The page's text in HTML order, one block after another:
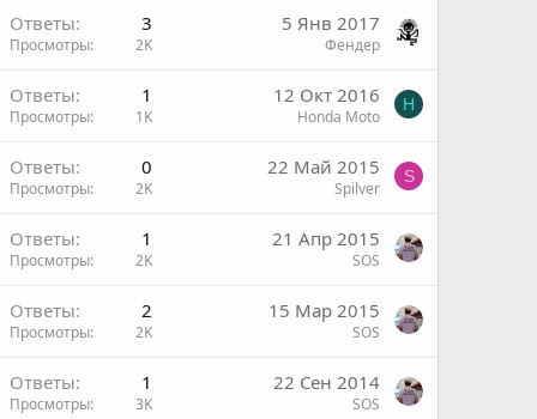
Ответы 3
Просмотры 2K
5 Янв 2017
Фендер
Ответы 1
Просмотры 1K
12 Окт 2016
Honda Moto
H
Ответы 0
Просмотры 2K
22 Май 2015
Spilver
S
Ответы 1
Просмотры 2K
21 Апр 2015
SOS
Ответы 2
Просмотры 2K
15 Мар 2015
SOS
Ответы 1
Просмотры 3K
22 Сен 2014
SOS